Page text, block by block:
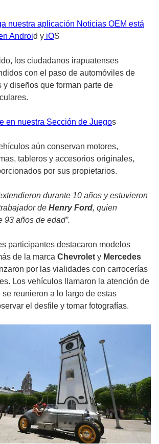
nuestra aplicación Noticias OEM está
Android y iOS
los ciudadanos irapuatenses
con el paso de automóviles de
y diseños que forman parte de
en nuestra Sección de Juegos
aún conservan motores,
tableros y accesorios originales,
por sus propietarios.
durante 10 años y estuvieron
de Henry Ford, quien
93 años de edad”.
participantes destacaron modelos
de la marca Chevrolet y Mercedes
por las vialidades con carrocerías
Los vehículos llamaron la atención de
se reunieron a lo largo de estas
el desfile y tomar fotografías.